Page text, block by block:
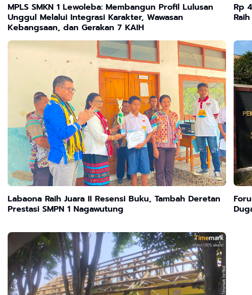
MPLS SMKN 1 Lewoleba: Membangun Profil Lulusan
Unggul Melalui Integrasi Karakter, Wawasan
Kebangsaan, dan Gerakan 7 KAIH
Rp
Labaona Raih Juara II Resensi Buku, Tambah Deretan
Prestasi SMPN 1 Nagawutung